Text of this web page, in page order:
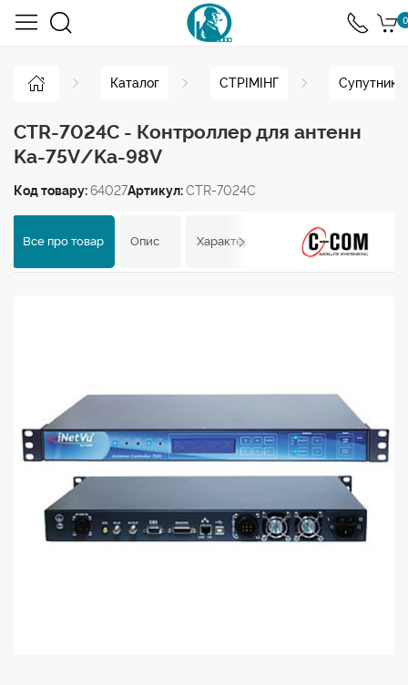
0
Каталог СТРІМІНГ
CTR-7024C - Контроллер для антенн
Ka-75V/Ka-98V
Код товару:64027Артикул:CTR-7024C
Все про товар Опис Характеристики Відгуки